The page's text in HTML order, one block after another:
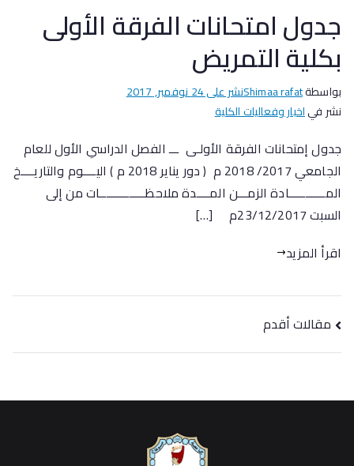
جدول امتحانات الفرقة الأولى
بكلية التمريض
بواسطةShimaa rafatنشر على24 نوفمبر, 2017
نشر فياخبار وفعاليات الكلية
جدول إمتحانات الفرقة الأولـى ـــ الفصل الدراسي الأول للعام
الجامعي 2017/ 2018 م ( دور يناير 2018 م ) اليــــوم والتاريــــخ
المـــــــــــادة الزمـــن المــــدة ملاحظــــــــــــــات من إلى
السبت 23/12/2017م […]
اقرأ المزيد
مقالات أقدم